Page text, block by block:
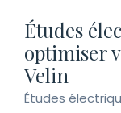
Études
optimiser
Velin
Études